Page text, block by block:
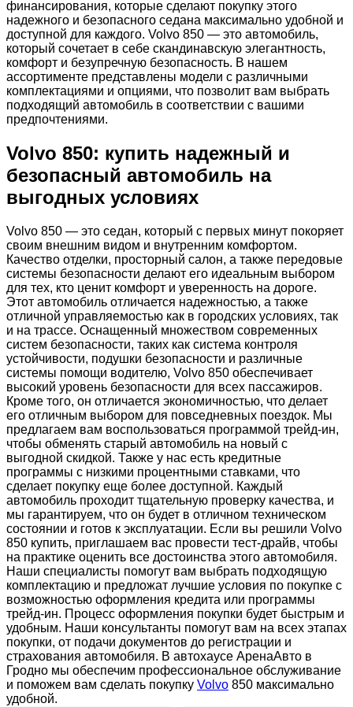
финансирования, которые сделают покупку этого
надежного и безопасного седана максимально удобной и
доступной для каждого. Volvo 850 — это автомобиль,
который сочетает в себе скандинавскую элегантность,
комфорт и безупречную безопасность. В нашем
ассортименте представлены модели с различными
комплектациями и опциями, что позволит вам выбрать
подходящий автомобиль в соответствии с вашими
предпочтениями.
Volvo 850: купить надежный и
безопасный автомобиль на
выгодных условиях
Volvo 850 — это седан, который с первых минут покоряет
своим внешним видом и внутренним комфортом.
Качество отделки, просторный салон, а также передовые
системы безопасности делают его идеальным выбором
для тех, кто ценит комфорт и уверенность на дороге.
Этот автомобиль отличается надежностью, а также
отличной управляемостью как в городских условиях, так
и на трассе. Оснащенный множеством современных
систем безопасности, таких как система контроля
устойчивости, подушки безопасности и различные
системы помощи водителю, Volvo 850 обеспечивает
высокий уровень безопасности для всех пассажиров.
Кроме того, он отличается экономичностью, что делает
его отличным выбором для повседневных поездок. Мы
предлагаем вам воспользоваться программой трейд-ин,
чтобы обменять старый автомобиль на новый с
выгодной скидкой. Также у нас есть кредитные
программы с низкими процентными ставками, что
сделает покупку еще более доступной. Каждый
автомобиль проходит тщательную проверку качества, и
мы гарантируем, что он будет в отличном техническом
состоянии и готов к эксплуатации. Если вы решили Volvo
850 купить, приглашаем вас провести тест-драйв, чтобы
на практике оценить все достоинства этого автомобиля.
Наши специалисты помогут вам выбрать подходящую
комплектацию и предложат лучшие условия по покупке с
возможностью оформления кредита или программы
трейд-ин. Процесс оформления покупки будет быстрым и
удобным. Наши консультанты помогут вам на всех этапах
покупки, от подачи документов до регистрации и
страхования автомобиля. В автохаусе АренаАвто в
Гродно мы обеспечим профессиональное обслуживание
и поможем вам сделать покупку Volvo 850 максимально
удобной.